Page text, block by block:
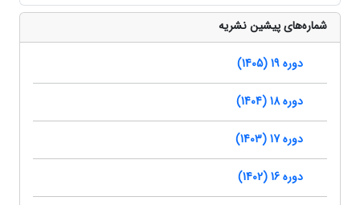
شماره‌های پیشین نشریه
دوره 19 (1405)
دوره 18 (1404)
دوره 17 (1403)
دوره 16 (1402)